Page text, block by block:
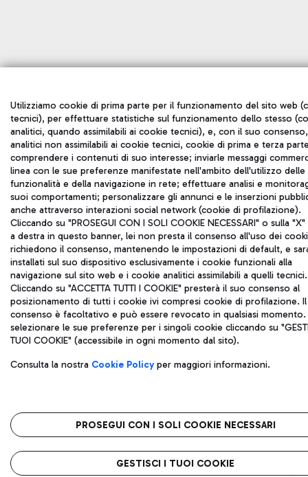
Utilizziamo cookie di prima parte per il funzionamento del sito web
tecnici), per effettuare statistiche sul funzionamento dello stesso
analitici, quando assimilabili ai cookie tecnici), e, con il suo
analitici non assimilabili ai cookie tecnici, cookie di prima e terza
comprendere i contenuti di suo interesse; inviarle messaggi
linea con le sue preferenze manifestate nell'ambito dell'utilizzo delle
funzionalità e della navigazione in rete; effettuare analisi e
suoi comportamenti; personalizzare gli annunci e le inserzioni
anche attraverso interazioni social network (cookie di profilazione).
Cliccando su "PROSEGUI CON I SOLI COOKIE NECESSARI" o sulla
a destra in questo banner, lei non presta il consenso all'uso dei
richiedono il consenso, mantenendo le impostazioni di default, e
installati sul suo dispositivo esclusivamente i cookie funzionali alla
navigazione sul sito web e i cookie analitici assimilabili a quelli tecnici.
Cliccando su "ACCETTA TUTTI I COOKIE" presterà il suo consenso al
posizionamento di tutti i cookie ivi compresi cookie di profilazione. Il
consenso è facoltativo e può essere revocato in qualsiasi
selezionare le sue preferenze per i singoli cookie cliccando su
TUOI COOKIE" (accessibile in ogni momento dal sito).
Consulta la nostra Cookie Policyper maggiori informazioni.
PROSEGUI CON I SOLI COOKIE NECESSARI
GESTISCI I TUOI COOKIE